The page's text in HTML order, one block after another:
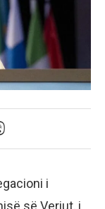
i
së Veriut, i